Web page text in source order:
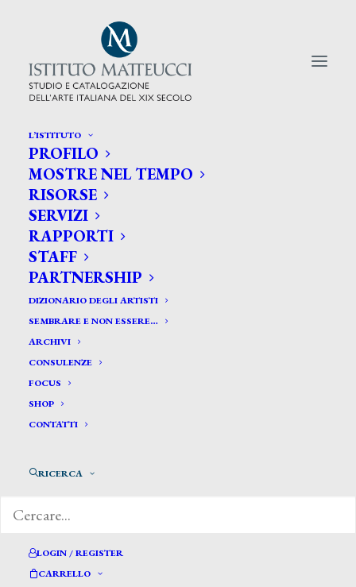
L’ISTITUTO
PROFILO
MOSTRE NEL TEMPO
RISORSE
SERVIZI
RAPPORTI
STAFF
PARTNERSHIP
DIZIONARIO DEGLI ARTISTI
SEMBRARE E NON ESSERE…
ARCHIVI
CONSULENZE
FOCUS
SHOP
CONTATTI
RICERCA
LOGIN / REGISTER
CARRELLO
CERCA TRA GLI ARTISTI:
Search
for:
Comolli Ambrogio*
COMOLLI AMBROGIO
Studente ai corsi serali dell’Accademia di Brera
anche la tecnica dell’acquerello. Il figlio Angelo